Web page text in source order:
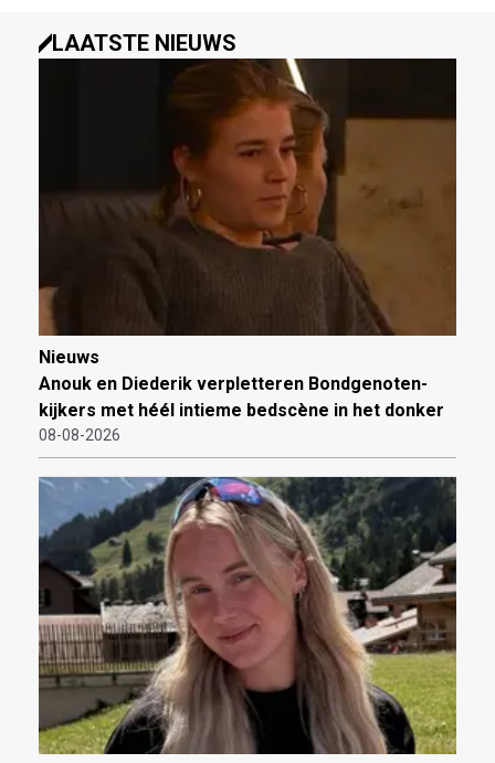
LAATSTE NIEUWS
Nieuws
Anouk en Diederik verpletteren Bondgenoten-
kijkers met héél intieme bedscène in het donker
08-08-2026